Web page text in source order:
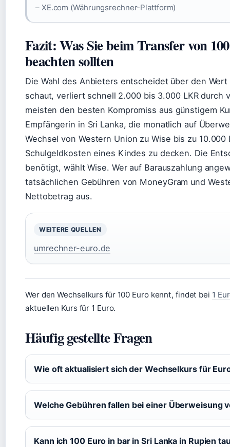
– XE.com (Währungsrechner-Plattform)
Fazit: Was Sie beim Transfer von
beachten sollten
Die Wahl des Anbieters entscheidet über den
schaut, verliert schnell 2.000 bis 3.000 LKR
meisten den besten Kompromiss aus günstigem
Empfängerin in Sri Lanka, die monatlich auf
Wechsel von Western Union zu Wise bis zu
Schulgeldkosten eines Kindes zu decken. Die
benötigt, wählt Wise. Wer auf Barauszahlung
tatsächlichen Gebühren von MoneyGram und
Nettobetrag aus.
WEITERE QUELLEN
umrechner-euro.de
Wer den Wechselkurs für 100 Euro kennt, findet bei 1
aktuellen Kurs für 1 Euro.
Häufig gestellte Fragen
Wie oft aktualisiert sich der Wechselkurs für
Welche Gebühren fallen bei einer Überweisung
Kann ich 100 Euro in bar in Sri Lanka in Rupien